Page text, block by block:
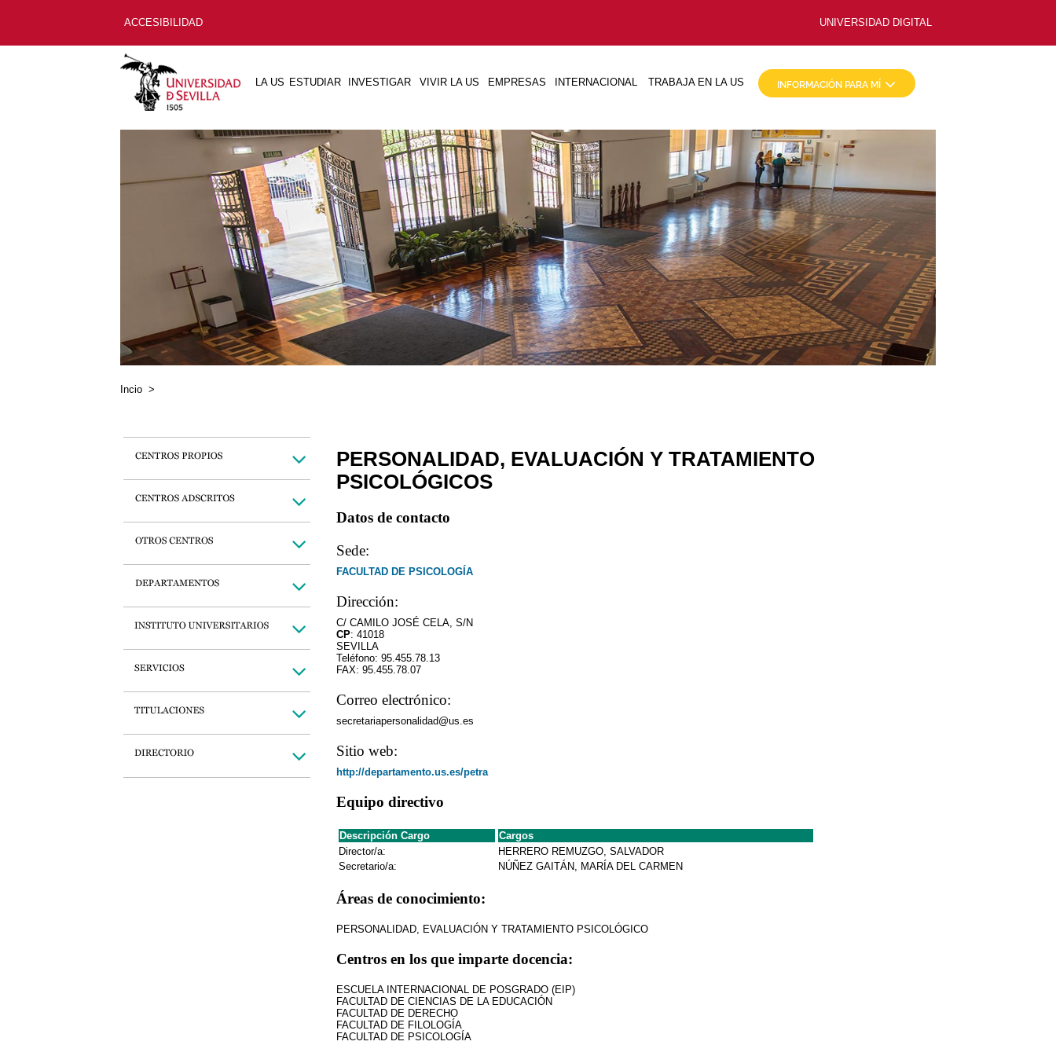
ACCESIBILIDAD UNIVERSIDAD DIGITAL
LA US ESTUDIAR INVESTIGAR VIVIR LA US EMPRESAS INTERNACIONAL TRABAJA EN LA US
Incio >
PERSONALIDAD, EVALUACIÓN Y TRATAMIENTO
PSICOLÓGICOS
Datos de contacto
Sede:
FACULTAD DE PSICOLOGÍA
Dirección:
C/ CAMILO JOSÉ CELA, S/N
CP: 41018
SEVILLA
Teléfono: 95.455.78.13
FAX: 95.455.78.07
Correo electrónico:
secretariapersonalidad@us.es
Sitio web:
http://departamento.us.es/petra
Equipo directivo
Descripción Cargo
Cargos
Director/a:
HERRERO REMUZGO, SALVADOR
Secretario/a:
NÚÑEZ GAITÁN, MARÍA DEL CARMEN
Áreas de conocimiento:
PERSONALIDAD, EVALUACIÓN Y TRATAMIENTO PSICOLÓGICO
Centros en los que imparte docencia:
ESCUELA INTERNACIONAL DE POSGRADO (EIP)
FACULTAD DE CIENCIAS DE LA EDUCACIÓN
FACULTAD DE DERECHO
FACULTAD DE FILOLOGÍA
FACULTAD DE PSICOLOGÍA